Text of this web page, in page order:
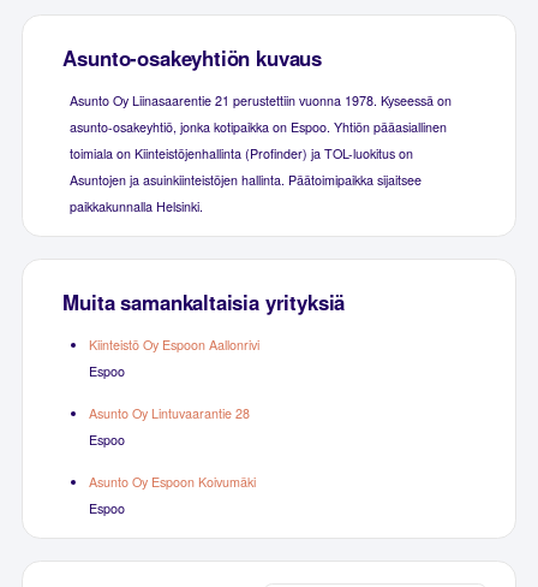
Asunto-osakeyhtiön kuvaus
Asunto Oy Liinasaarentie 21 perustettiin vuonna 1978. Kyseessä on
asunto-osakeyhtiö, jonka kotipaikka on Espoo. Yhtiön pääasiallinen
toimiala on Kiinteistöjenhallinta (Profinder) ja TOL-luokitus on
Asuntojen ja asuinkiinteistöjen hallinta. Päätoimipaikka sijaitsee
paikkakunnalla Helsinki.
Muita samankaltaisia yrityksiä
Kiinteistö Oy Espoon Aallonrivi
Espoo
Asunto Oy Lintuvaarantie 28
Espoo
Asunto Oy Espoon Koivumäki
Espoo